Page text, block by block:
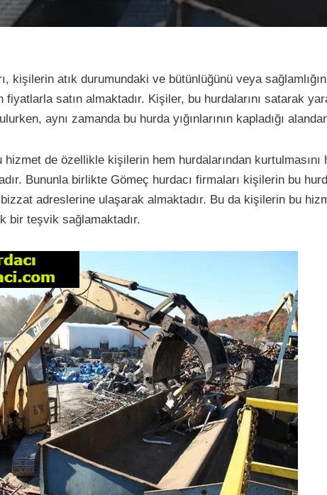
kişilerin atık durumundaki ve bütünlüğünü veya
fiyatlarla satın almaktadır. Kişiler, bu hurdalarını satarak
aynı zamanda bu hurda yığınlarının kapladığı
hizmet de özellikle kişilerin hem hurdalarından kurtulmasını
Bununla birlikte Gömeç hurdacı firmaları kişilerin bu
adreslerine ulaşarak almaktadır. Bu da kişilerin bu
bir teşvik sağlamaktadır.